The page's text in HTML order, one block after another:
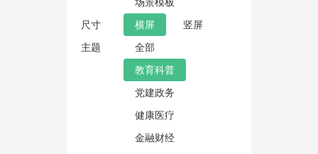
尺寸
横屏
竖屏
主题
全部
教育科普
党建政务
健康医疗
金融财经